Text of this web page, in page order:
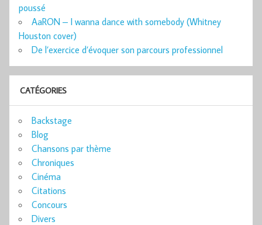
poussé
AaRON – I wanna dance with somebody (Whitney
Houston cover)
De l’exercice d’évoquer son parcours professionnel
CATÉGORIES
Backstage
Blog
Chansons par thème
Chroniques
Cinéma
Citations
Concours
Divers